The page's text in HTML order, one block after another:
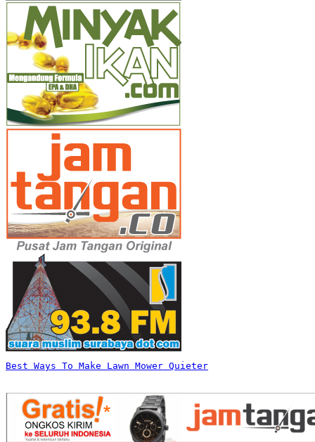
Best Ways To Make Lawn Mower Quieter